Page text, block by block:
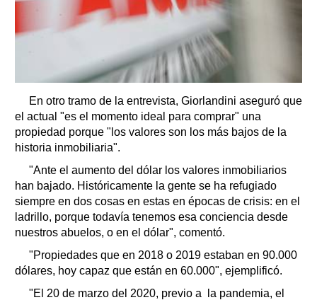
En otro tramo de la entrevista, Giorlandini aseguró que
el actual "es el momento ideal para comprar" una
propiedad porque "los valores son los más bajos de la
historia inmobiliaria".
"Ante el aumento del dólar los valores inmobiliarios
han bajado. Históricamente la gente se ha refugiado
siempre en dos cosas en estas en épocas de crisis: en el
ladrillo, porque todavía tenemos esa conciencia desde
nuestros abuelos, o en el dólar", comentó.
"Propiedades que en 2018 o 2019 estaban en 90.000
dólares, hoy capaz que están en 60.000", ejemplificó.
"El 20 de marzo del 2020, previo a la pandemia, el